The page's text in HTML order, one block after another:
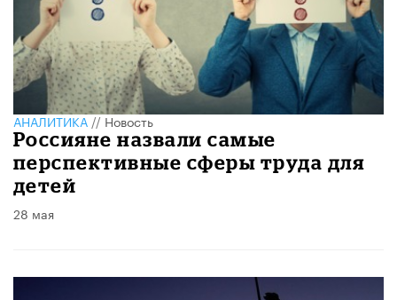
АНАЛИТИКА//Новость
Россияне назвали самые
перспективные сферы труда для
детей
28 мая